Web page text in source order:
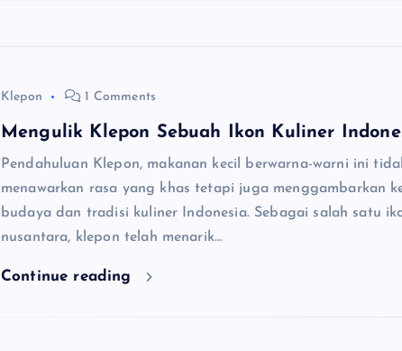
Klepon 1 Comments
Mengulik Klepon Sebuah Ikon Kuliner
Pendahuluan Klepon, makanan kecil berwarna-warni ini
menawarkan rasa yang khas tetapi juga menggambarkan
budaya dan tradisi kuliner Indonesia. Sebagai salah satu
nusantara, klepon telah menarik…
Continue reading